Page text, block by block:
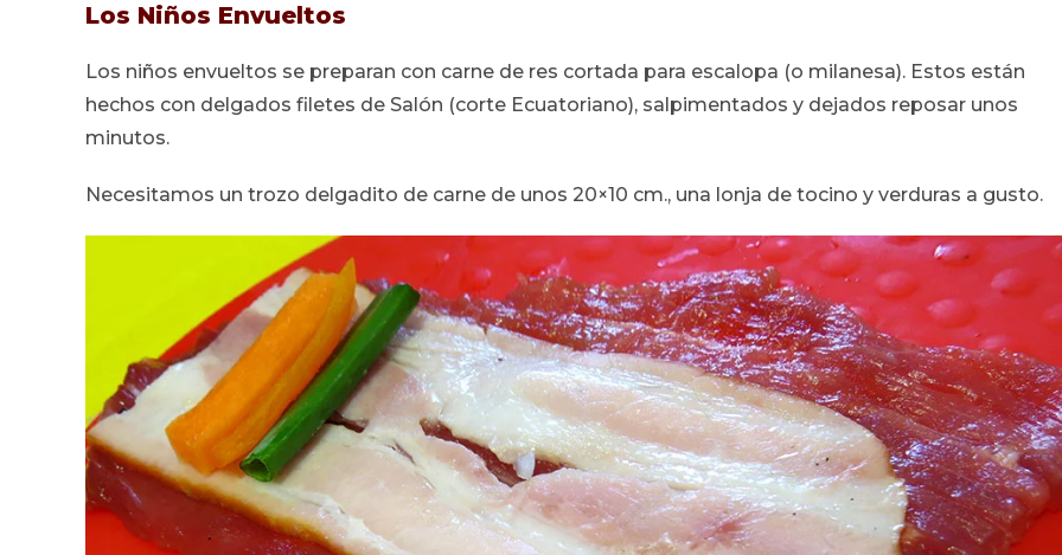
Los Niños Envueltos
Los niños envueltos se preparan con carne de res cortada para escalopa (o milanesa). Estos están
hechos con delgados filetes de Salón (corte Ecuatoriano), salpimentados y dejados reposar unos
minutos.
Necesitamos un trozo delgadito de carne de unos 20×10 cm., una lonja de tocino y verduras a gusto.